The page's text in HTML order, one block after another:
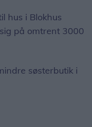
hus i Blokhus
på omtrent 3000
søsterbutik i